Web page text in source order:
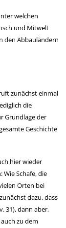
welchen
und Mitwelt
den Abbauländern
zunächst einmal
die
Grundlage der
Geschichte
hier wieder
Wie Schafe, die
Orten bei
dazu, dass
31), dann aber,
zu dem